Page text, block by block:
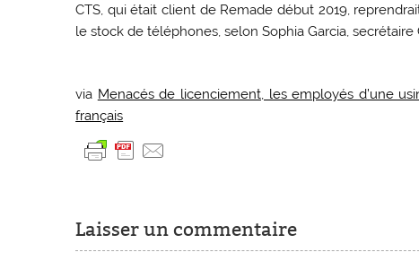
CTS, qui était client de Remade début 2019,
le stock de téléphones, selon Sophia Garcia, secrétaire
via Menacés de licenciement, les employés d’une
français
Laisser un commentaire